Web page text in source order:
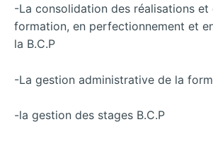
-La consolidation des réalisations et
formation, en perfectionnement et
la B.C.P
-La gestion administrative de la
-la gestion des stages B.C.P